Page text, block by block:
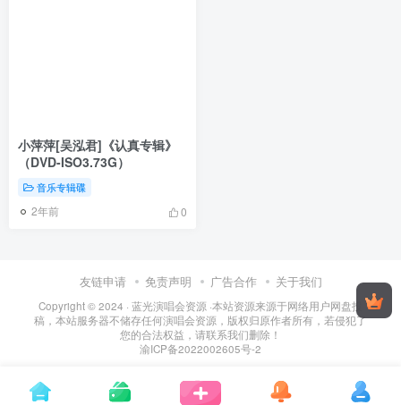
小萍萍[吴泓君]《认真专辑》
（DVD-ISO3.73G）
音乐专辑碟
2年前 0
友链申请 免责声明 广告合作 关于我们
Copyright © 2024 · 蓝光演唱会资源 ·本站资源来源于网络用户网盘投
稿，本站服务器不储存任何演唱会资源，版权归原作者所有，若侵犯了
您的合法权益，请联系我们删除！
渝ICP备2022002605号-2